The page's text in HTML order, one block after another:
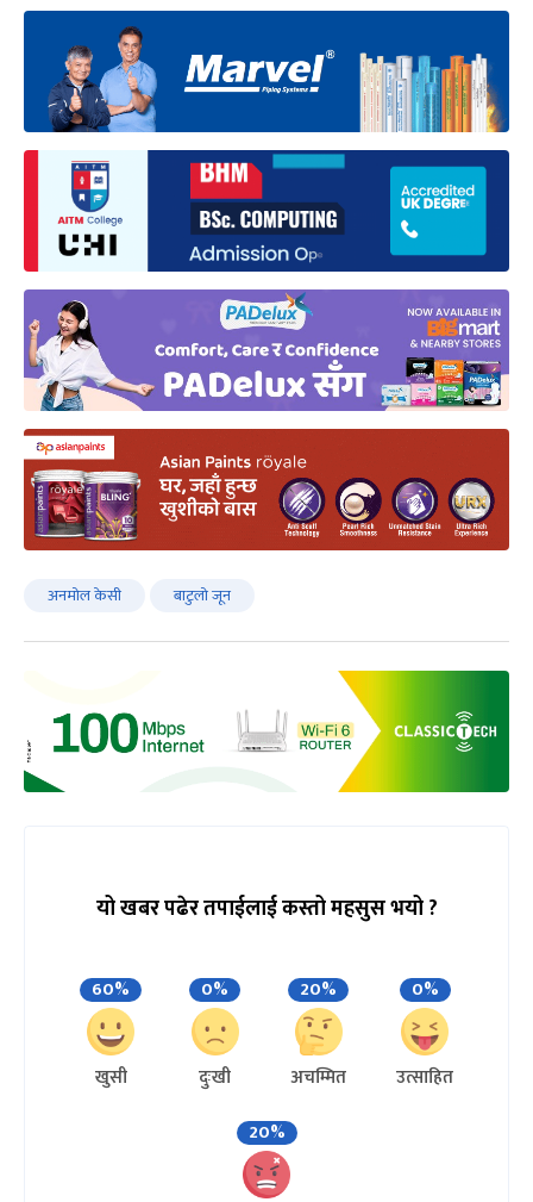
अनमोल केसी बाटुलो जून
यो खबर पढेर तपाईलाई कस्तो महसुस भयो ?
60%
खुसी
0%
दुःखी
20%
अचम्मित
0%
उत्साहित
20%